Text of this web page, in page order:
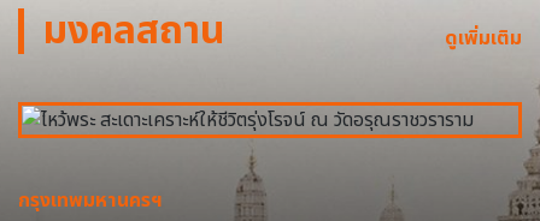
มงคลสถาน ดูเพิ่มเติม
กรุงเทพมหานครฯ